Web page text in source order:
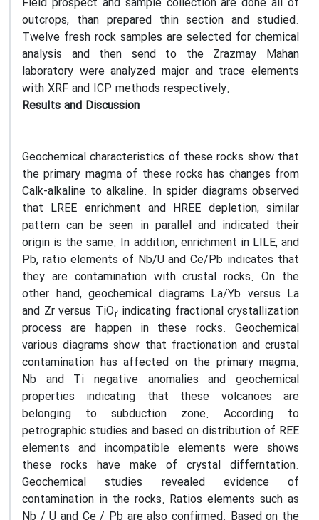
outcrops, than prepared thin section and studied.
Twelve fresh rock samples are selected for chemical
analysis and then send to the Zrazmay Mahan
laboratory were analyzed major and trace elements
with XRF and ICP methods respectively.
Results and Discussion
Geochemical characteristics of these rocks show that
the primary magma of these rocks has changes from
Calk-alkaline to alkaline. In spider diagrams observed
that LREE enrichment and HREE depletion, similar
pattern can be seen in parallel and indicated their
origin is the same. In addition, enrichment in LILE, and
Pb, ratio elements of Nb/U and Ce/Pb indicates that
they are contamination with crustal rocks. On the
other hand, geochemical diagrams La/Yb versus La
and Zr versus TiO2indicating fractional crystallization
process are happen in these rocks. Geochemical
various diagrams show that fractionation and crustal
contamination has affected on the primary magma.
Nb and Ti negative anomalies and geochemical
properties indicating that these volcanoes are
belonging to subduction zone. According to
petrographic studies and based on distribution of REE
elements and incompatible elements were shows
these rocks have make of crystal differntation.
Geochemical studies revealed evidence of
contamination in the rocks. Ratios elements such as